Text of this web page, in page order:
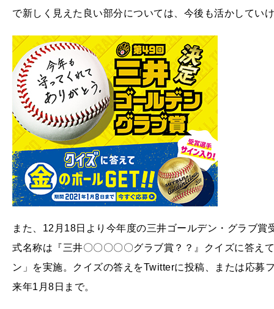
で新しく見えた良い部分については、今後も活かしてい
また、12月18日より今年度の三井ゴールデン・グラブ
式名称は『三井〇〇〇〇〇グラブ賞？？』クイズに答え
ン」を実施。クイズの答えをTwitterに投稿、または応募
来年1月8日まで。